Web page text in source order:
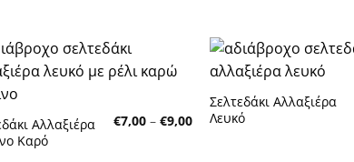
Αλλαξιέρα
Καρό
€7,00 – €9,00Price
Σελτεδάκι Αλλαξιέρα
Λευκό